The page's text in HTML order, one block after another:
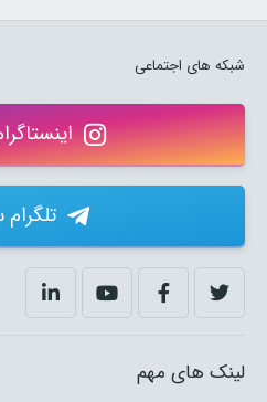
لینک های مهم
شبکه های اجتماعی